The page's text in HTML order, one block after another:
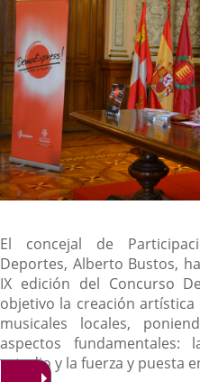
El concejal de
Deportes, Alberto Bustos,
IX edición del Concurso
objetivo la creación
musicales locales,
aspectos
estudio y la fuerza y puesta